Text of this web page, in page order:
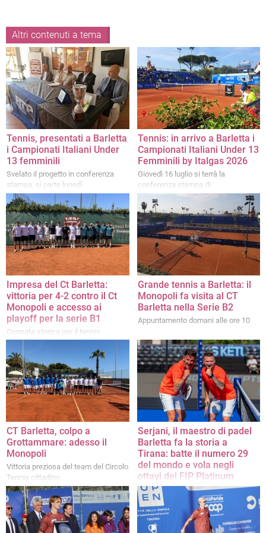
Altri contenuti a tema
Tennis, presentati a Barletta
i Campionati Italiani Under
13 femminili
Svelato il progetto in conferenza
stampa, si parte lunedì
Tennis: in arrivo a Barletta i
Campionati Italiani Under 13
Femminili by Italgas 2026
Giovedì 16 luglio si terrà la
conferenza stampa di
presentazione dell'evento
Impresa del Ct Barletta:
vittoria per 4-2 contro il Ct
Monopoli e accesso ai
playoff per la serie B1
Giornata storica per il tennis
barlettano
Grande tennis a Barletta: il
Monopoli fa visita al CT
Barletta nella Serie B2
Appuntamento domani alle ore 10
CT Barletta, colpo a
Grottammare: adesso il
Monopoli
Vittoria preziosa del team del Circolo
Tennis cittadino
Serjani, il maestro di padel
Barletta fa la storia a
Tirana: batte il numero 29
del mondo e vola negli
ottavi del FIP Platinum
Albania
«Sto vivendo un sogno»